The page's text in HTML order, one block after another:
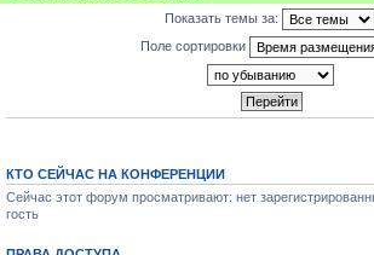
Показать темы за:
Поле сортировки
КТО СЕЙЧАС НА КОНФЕРЕНЦИИ
Сейчас этот форум просматривают: нет
гость